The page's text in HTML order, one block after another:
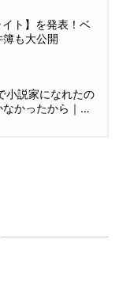
ト】を発表！ベ
も大公開
小説家になれたの
かったから｜朝